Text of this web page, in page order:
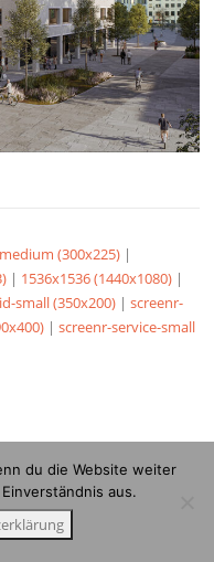
medium (300x225) |
| 1536x1536 (1440x1080) |
small (350x200) |screenr-
|screenr-service-small
du die Website weiter
aus.